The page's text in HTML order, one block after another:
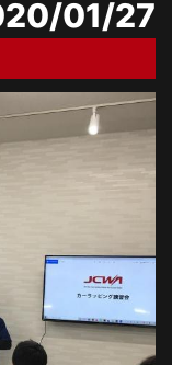
01/27